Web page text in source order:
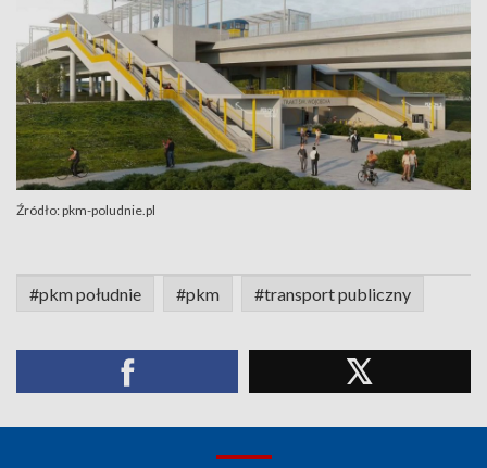
Źródło: pkm-poludnie.pl
#pkm południe #pkm #transport publiczny